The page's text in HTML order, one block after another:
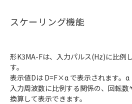
スケーリング機能
形K3MA-Fは、入力パルス(Hz)に比例
す。
表示値Dは D=F×α で表示されます。α
入力周波数に比例する関係の、回転
換算して表示できます。